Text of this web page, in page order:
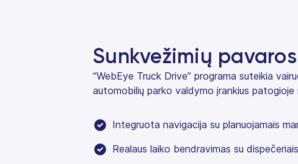
Sunkvežimių
“WebEye Truck Drive” programa suteikia
automobilių parko valdymo įrankius patogioje
Integruota navigacija su planuojamais
Realaus laiko bendravimas su